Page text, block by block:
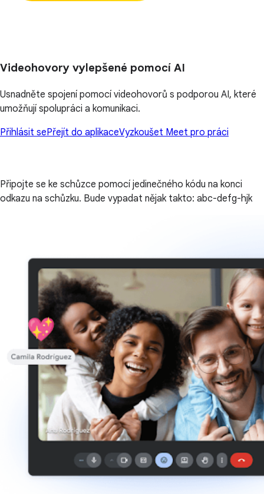
Videohovory vylepšené pomocí AI
Usnadněte spojení pomocí videohovorů s podporou AI, které
umožňují spolupráci a komunikaci.
Přihlásit sePřejít do aplikaceVyzkoušet Meet pro práci
Připojte se ke schůzce pomocí jedinečného kódu na konci
odkazu na schůzku. Bude vypadat nějak takto: abc-defg-hjk